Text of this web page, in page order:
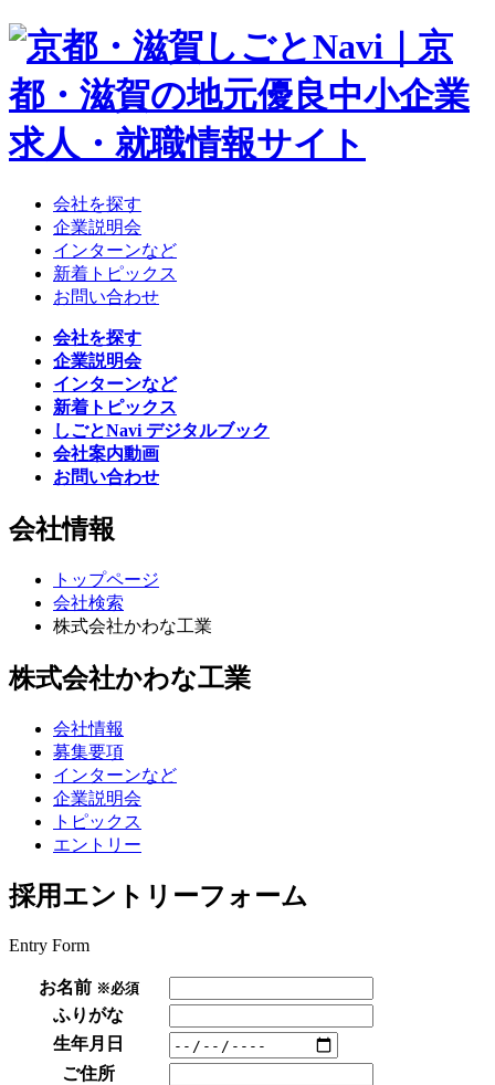
会社を探す
企業説明会
インターンなど
新着トピックス
お問い合わせ
会社を探す
企業説明会
インターンなど
新着トピックス
しごとNavi デジタルブック
会社案内動画
お問い合わせ
会社情報
トップページ
会社検索
株式会社かわな工業
株式会社かわな工業
会社情報
募集要項
インターンなど
企業説明会
トピックス
エントリー
採用エントリーフォーム
Entry Form
お名前 ※必須
ふりがな
生年月日
ご住所